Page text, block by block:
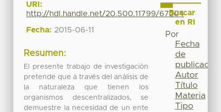
URI:
http://hdl.handle.net/20.500.11799/67204
Fecha: 2015-06-11
Resumen:
El presente trabajo de investigación
pretende que a través del análisis de
la naturaleza que tienen los
organismos descentralizados, se
demuestre la necesidad de un ente
Buscar
en RI
Por
Fecha
de
publicación
Autor
Título
Materia
Tipo